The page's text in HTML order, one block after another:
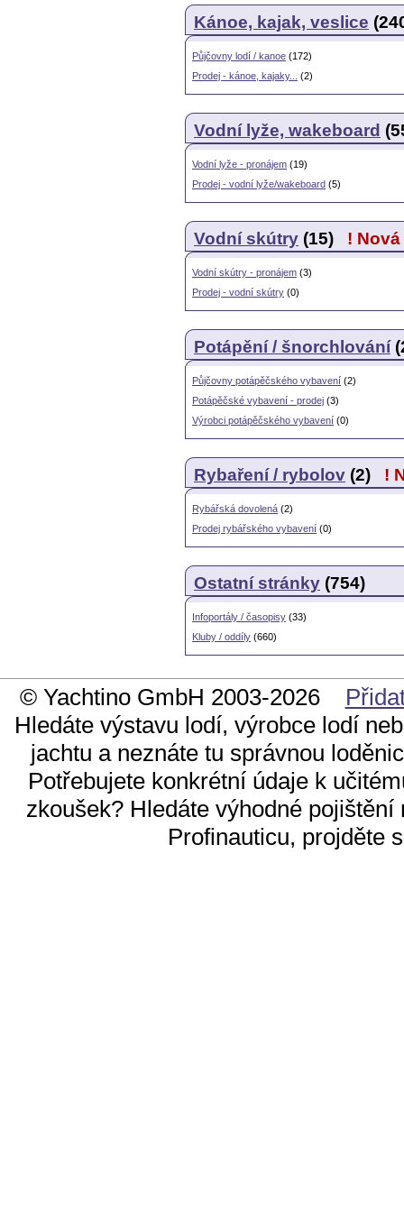
Kánoe, kajak, veslice
Půjčovny lodí / kanoe (172)
Prodej - kánoe, kajaky...
(2)
Vodní lyže, wakeboard
Vodní lyže - pronájem (19)
Prodej - vodní lyže/wakeboard (5)
Vodní skútry (15) !
Vodní skútry - pronájem (3)
Prodej - vodní skútry (0)
Potápění / šnorchlování
Půjčovny potápěčského vybavení (2)
Potápěčské vybavení - prodej (3)
Výrobci potápěčského vybavení (0)
Rybaření / rybolov (2) !
Rybářská dovolená (2)
Prodej rybářského vybavení (0)
Ostatní stránky (754)
Infoportály / časopisy (33)
Kluby / oddíly (660)
© Yachtino GmbH 2003-2026
Hledáte výstavu lodí, výrobce lodí
jachtu a neznáte tu správnou
Potřebujete konkrétní údaje k
zkoušek? Hledáte výhodné
Profinauticu, projděte